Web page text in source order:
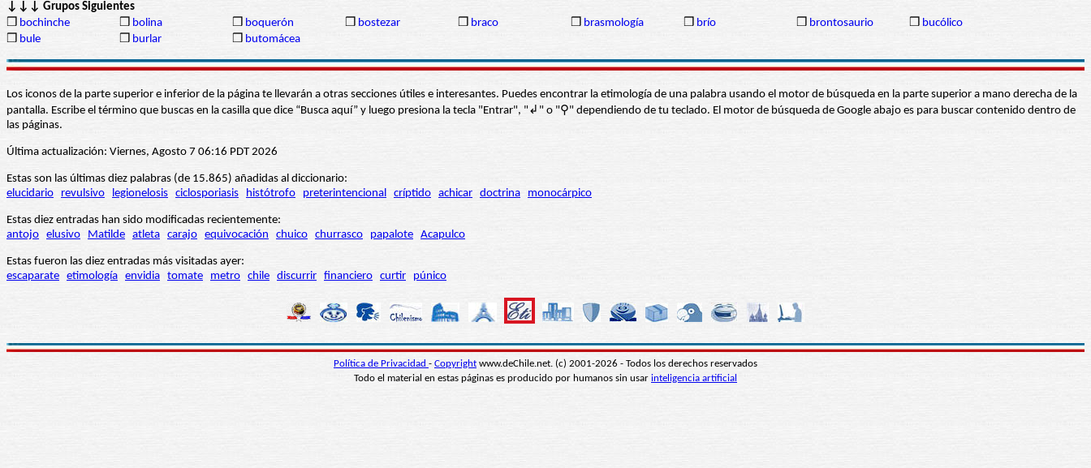
↓↓↓ Grupos Siguientes
❒ bochinche ❒ bolina ❒ boquerón ❒ bostezar ❒ braco ❒ brasmología ❒ brío ❒ brontosaurio ❒ bucólico
❒ bule ❒ burlar ❒ butomácea
Los iconos de la parte superior e inferior de la página te llevarán a otras secciones útiles e interesantes. Puedes encontrar la etimología de una palabra usando el motor de búsqueda en la parte superior a mano derecha de la
pantalla. Escribe el término que buscas en la casilla que dice “Busca aquí” y luego presiona la tecla "Entrar", "↲" o "⚲" dependiendo de tu teclado. El motor de búsqueda de Google abajo es para buscar contenido dentro de
las páginas.
Última actualización: Viernes, Agosto 7 06:16 PDT 2026
Estas son las últimas diez palabras (de 15.865) añadidas al diccionario:
elucidario
revulsivo legionelosis ciclosporiasis histótrofo preterintencional críptido achicar doctrina monocárpico
Estas diez entradas han sido modificadas recientemente:
antojo elusivo Matilde atleta carajo equivocación chuico churrasco papalote Acapulco
Estas fueron las diez entradas más visitadas ayer:
escaparate etimología envidia tomate metro chile discurrir financiero curtir púnico
Política de Privacidad - Copyright www.deChile.net. (c) 2001-2026 - Todos los derechos reservados
Todo el material en estas páginas es producido por humanos sin usar inteligencia artificial